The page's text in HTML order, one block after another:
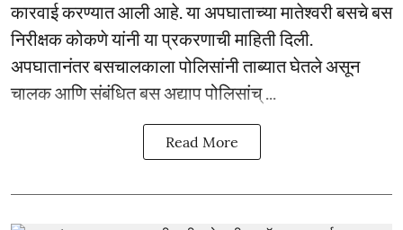
कारवाई करण्यात आली आहे. या अपघाताच्या मातेश्वरी बसचे बस
निरीक्षक कोकणे यांनी या प्रकरणाची माहिती दिली.
अपघातानंतर बसचालकाला पोलिसांनी ताब्यात घेतले असून
चालक आणि संबंधित बस अद्याप पोलिसांच् ...
Read More